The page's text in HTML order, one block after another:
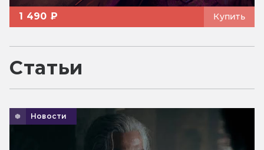
1 490 ₽ Купить
Статьи
Новости